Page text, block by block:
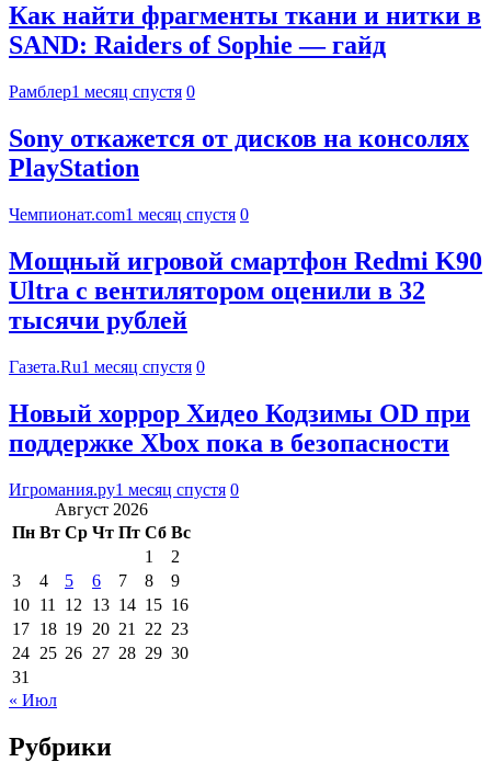
Как найти фрагменты ткани и нитки в
SAND: Raiders of Sophie — гайд
Рамблер1 месяц спустя 0
Sony откажется от дисков на консолях
PlayStation
Чемпионат.com1 месяц спустя 0
Мощный игровой смартфон Redmi K90
Ultra с вентилятором оценили в 32
тысячи рублей
Газета.Ru1 месяц спустя 0
Новый хоррор Хидео Кодзимы OD при
поддержке Xbox пока в безопасности
Игромания.ру1 месяц спустя 0
Август 2026
Пн Вт Ср Чт Пт Сб Вс
1
2
3
4 5 6 7 8
9
10 11 12 13 14 15 16
17 18 19 20 21 22 23
24 25 26 27 28 29 30
31
« Июл
Рубрики